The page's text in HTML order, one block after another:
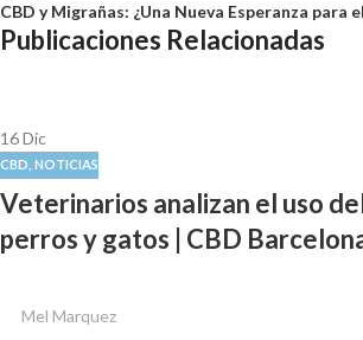
CBD y Migrañas: ¿Una Nueva Esperanza para
Publicaciones Relacionadas
16Dic
CBD NOTICIAS
Veterinarios analizan el uso
perros y gatos | CBD
Mel Marquez